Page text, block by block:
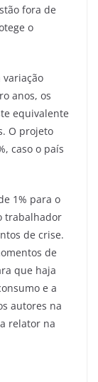
fora de
o
variação
anos, os
equivalente
O projeto
caso o país
1% para o
trabalhador
de crise.
de
que haja
e a
autores na
relator na